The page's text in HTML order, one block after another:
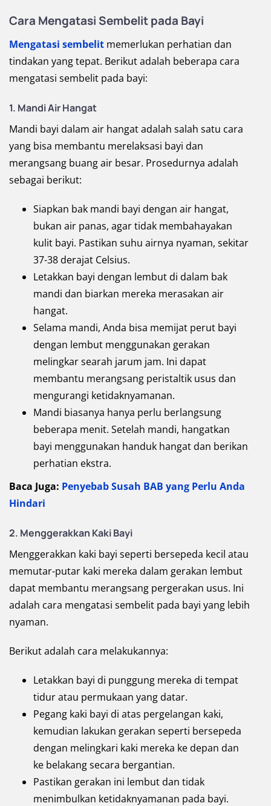
Cara Mengatasi Sembelit pada Bayi
Mengatasi sembelit memerlukan perhatian dan
tindakan yang tepat. Berikut adalah beberapa cara
mengatasi sembelit pada bayi:
1. Mandi Air Hangat
Mandi bayi dalam air hangat adalah salah satu cara
yang bisa membantu merelaksasi bayi dan
merangsang buang air besar. Prosedurnya adalah
sebagai berikut:
Siapkan bak mandi bayi dengan air hangat,
bukan air panas, agar tidak membahayakan
kulit bayi. Pastikan suhu airnya nyaman, sekitar
37-38 derajat Celsius.
Letakkan bayi dengan lembut di dalam bak
mandi dan biarkan mereka merasakan air
hangat.
Selama mandi, Anda bisa memijat perut bayi
dengan lembut menggunakan gerakan
melingkar searah jarum jam. Ini dapat
membantu merangsang peristaltik usus dan
mengurangi ketidaknyamanan.
Mandi biasanya hanya perlu berlangsung
beberapa menit. Setelah mandi, hangatkan
bayi menggunakan handuk hangat dan berikan
perhatian ekstra.
Baca Juga: Penyebab Susah BAB yang Perlu Anda
Hindari
2. Menggerakkan Kaki Bayi
Menggerakkan kaki bayi seperti bersepeda kecil atau
memutar-putar kaki mereka dalam gerakan lembut
dapat membantu merangsang pergerakan usus. Ini
adalah cara mengatasi sembelit pada bayi yang lebih
nyaman.
Berikut adalah cara melakukannya:
Letakkan bayi di punggung mereka di tempat
tidur atau permukaan yang datar.
Pegang kaki bayi di atas pergelangan kaki,
kemudian lakukan gerakan seperti bersepeda
dengan melingkari kaki mereka ke depan dan
ke belakang secara bergantian.
Pastikan gerakan ini lembut dan tidak
menimbulkan ketidaknyamanan pada bayi.